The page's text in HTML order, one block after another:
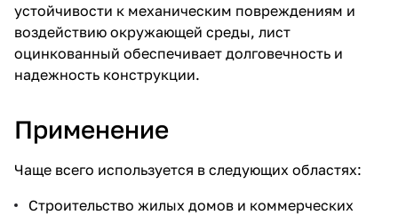
устойчивости к механическим повреждениям и
воздействию окружающей среды, лист
оцинкованный обеспечивает долговечность и
надежность конструкции.
Применение
Чаще всего используется в следующих областях:
Строительство жилых домов и коммерческих